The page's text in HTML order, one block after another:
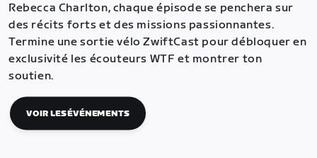
Rebecca Charlton, chaque épisode se penchera sur
des récits forts et des missions passionnantes.
Termine une sortie vélo ZwiftCast pour débloquer en
exclusivité les écouteurs WTF et montrer ton
soutien.
VOIR LES ÉVÉNEMENTS